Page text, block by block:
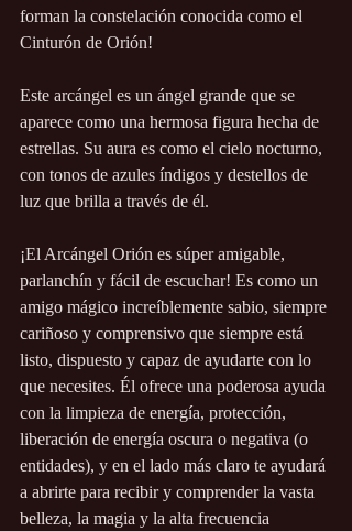
forman la constelación conocida como el
Cinturón de Orión!
Este arcángel es un ángel grande que se
aparece como una hermosa figura hecha de
estrellas. Su aura es como el cielo nocturno,
con tonos de azules índigos y destellos de
luz que brilla a través de él.
¡El Arcángel Orión es súper amigable,
parlanchín y fácil de escuchar! Es como un
amigo mágico increíblemente sabio, siempre
cariñoso y comprensivo que siempre está
listo, dispuesto y capaz de ayudarte con lo
que necesites. Él ofrece una poderosa ayuda
con la limpieza de energía, protección,
liberación de energía oscura o negativa (o
entidades), y en el lado más claro te ayudará
a abrirte para recibir y comprender la vasta
belleza, la magia y la alta frecuencia